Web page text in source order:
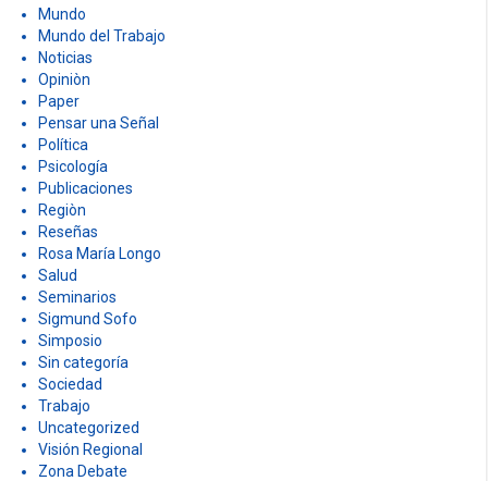
Humor
idioma
In Memorian
Investigación
linguística
Matemática
Memoria
Multimedia
Mundo
Mundo del Trabajo
Noticias
Opiniòn
Paper
Pensar una Señal
Política
Psicología
Publicaciones
Regiòn
Reseñas
Rosa María Longo
Salud
Seminarios